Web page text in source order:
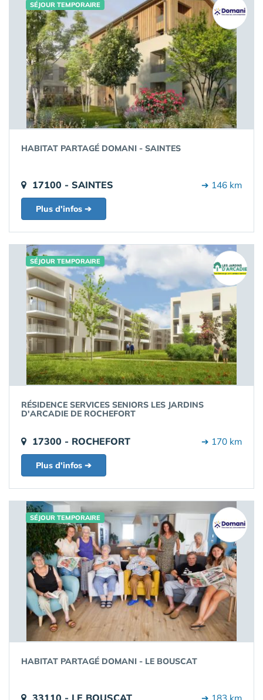
SÉJOUR TEMPORAIRE
HABITAT PARTAGÉ DOMANI - SAINTES
17100 - SAINTES ➔ 146 km
Plus d'infos ➔
SÉJOUR TEMPORAIRE
RÉSIDENCE SERVICES SENIORS LES JARDINS
D'ARCADIE DE ROCHEFORT
17300 - ROCHEFORT ➔ 170 km
Plus d'infos ➔
SÉJOUR TEMPORAIRE
HABITAT PARTAGÉ DOMANI - LE BOUSCAT
33110 - LE BOUSCAT